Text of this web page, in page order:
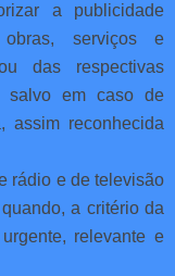
a publicidade
serviços e
das respectivas
salvo em caso de
assim reconhecida
rádio e de televisão
a critério da
relevante e